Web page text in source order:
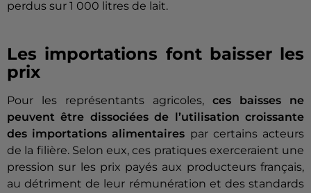
perdus sur 1 000 litres de lait.
Les importations font baisser les
prix
Pour les représentants agricoles, ces baisses ne
peuvent être dissociées de l’utilisation croissante
des importations alimentaires par certains acteurs
de la filière. Selon eux, ces pratiques exerceraient une
pression sur les prix payés aux producteurs français,
au détriment de leur rémunération et des standards